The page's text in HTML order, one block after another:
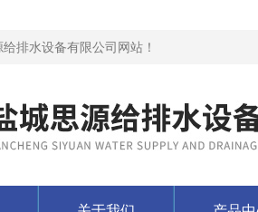
排水设备有限公司网站！